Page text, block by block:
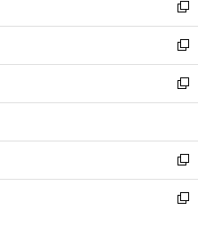
く
で
開
く
ド
ウ
で
開
く
ィ
ン
ド
ウ
で
開
い
ウ
ィ
ン
ド
ウ
開
く
新
し
い
ウ
ィ
ン
ウ
で
開
く
新
し
い
ウ
ン
ド
ウ
で
新
し
ウ
ィ
ン
ド
新
し
い
新